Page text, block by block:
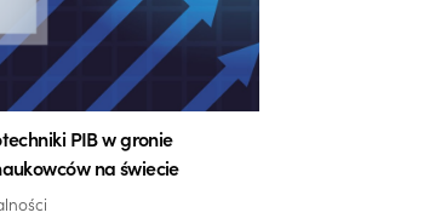
PIB w gronie
na świecie